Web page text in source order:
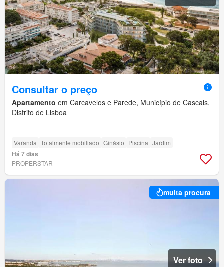
Consultar o preço
Apartamento em Carcavelos e Parede, Município de Cascais,
Distrito de Lisboa
Varanda Totalmente mobiliado Ginásio Piscina Jardim
Há 7 dias
PROPERSTAR
muita procura
Ver foto